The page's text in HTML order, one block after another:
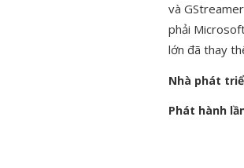
và
phải
lớn đã thay
Nhà phát
Phát hành